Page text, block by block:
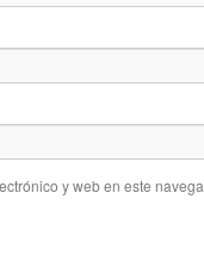
y web en este